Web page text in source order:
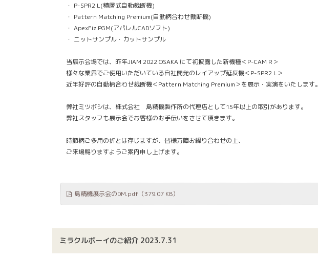
・ P-SPR2 L(積層式自動裁断機)
・ Pattern Matching Premium(自動柄合わせ裁断機)
・ ApexFiz PGM(アパレルCADソフト)
・ ニットサンプル・カットサンプル
当展示会場では、昨年JIAM 2022 OSAKA にて初披露した新機種＜P-CAM R＞
様々な業界でご使用いただいている自社開発のレイアップ延反機＜P-SPR2 L＞
近年好評の自動柄合わせ裁断機＜Pattern Matching Premium＞を展示・実演をいたします。
弊社ミツボシは、株式会社 島精機製作所の代理店として15年以上の取引があります。
弊社スタッフも展示会でお客様のお手伝いをさせて頂きます。
時節柄ご多用の折とは存じますが、皆様万障お繰り合わせの上、
ご来場賜りますようご案内申し上げます。
島精機展示会のDM.pdf （379.07 KB）
ミラクルボーイのご紹介 2023.7.31